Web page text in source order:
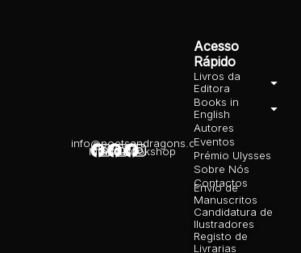
info@poetsandragons.com
InfantilAdultoBookshop
Acesso
Rápido
Livros da
Editora
Books in
English
Autores
Eventos
Prémio Ulysses
Sobre Nós
Contactos
Envio de
Manuscritos
Candidatura de
Ilustradores
Registo de
Livrarias